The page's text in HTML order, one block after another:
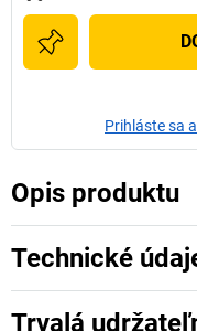
Prihláste sa
Opis produktu
Technické
Trvalá